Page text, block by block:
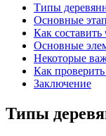
Типы
Основные
Как
Основные
Некоторые
Как
Заключение
Типы